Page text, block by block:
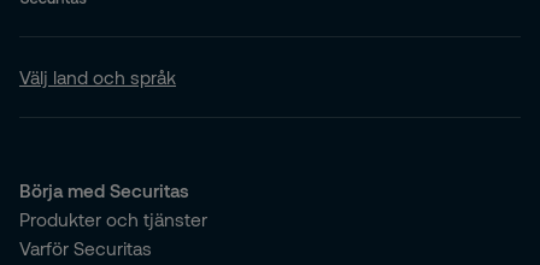
Välj land och språk
Börja med Securitas
Produkter och tjänster
Varför Securitas